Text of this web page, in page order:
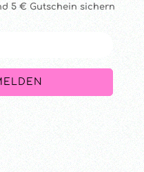
5 € Gutschein sichern